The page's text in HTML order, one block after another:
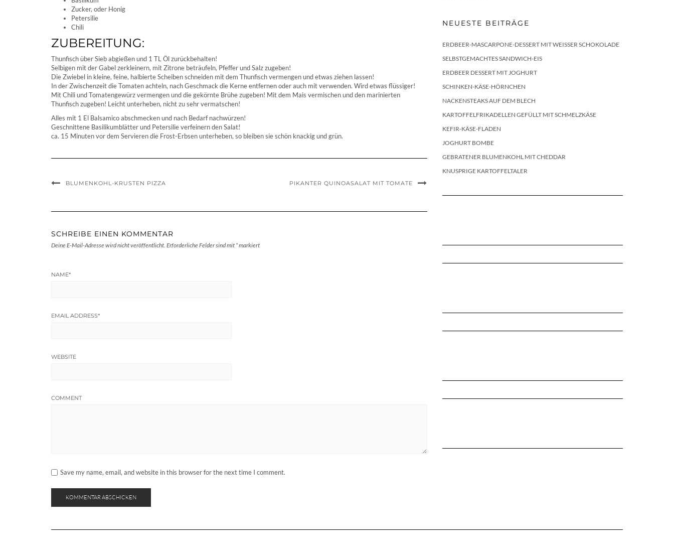
Zucker, oder Honig
Petersilie
Chili
ZUBEREITUNG:
Thunfisch über Sieb abgießen und 1 TL Öl zurückbehalten!
Selbigen mit der Gabel zerkleinern, mit Zitrone beträufeln, Pfeffer und Salz zugeben!
Die Zwiebel in kleine, feine, halbierte Scheiben schneiden mit dem Thunfisch vermengen und etwas ziehen lassen!
In der Zwischenzeit die Tomaten achteln, nach Geschmack die Kerne entfernen oder auch mit verwenden. Wird etwas flüssiger!
Mit Chili und Tomatengewürz vermengen und die gekörnte Brühe zugeben! Mit dem Mais vermischen und den marinierten
Thunfisch zugeben! Leicht unterheben, nicht zu sehr vermatschen!
Alles mit 1 El Balsamico abschmecken und nach Bedarf nachwürzen!
Geschnittene Basilikumblätter und Petersilie verfeinern den Salat!
ca. 15 Minuten vor dem Servieren die Frost-Erbsen unterheben, so bleiben sie schön knackig und grün.
BLUMENKOHL-KRUSTEN PIZZA PIKANTER QUINOASALAT MIT TOMATE
SCHREIBE EINEN KOMMENTAR
Deine E-Mail-Adresse wird nicht veröffentlicht. Erforderliche Felder sind mit *markiert
NAME*
EMAIL ADDRESS*
WEBSITE
COMMENT
Save my name, email, and website in this browser for the next time I comment.
NEUESTE BEITRÄGE
ERDBEER-MASCARPONE-DESSERT MIT WEISSER SCHOKOLADE
SELBSTGEMACHTES SANDWICH-EIS
ERDBEER DESSERT MIT JOGHURT
SCHINKEN-KÄSE-HÖRNCHEN
NACKENSTEAKS AUF DEM BLECH
KARTOFFELFRIKADELLEN GEFÜLLT MIT SCHMELZKÄSE
KEFIR-KÄSE-FLADEN
JOGHURT BOMBE
GEBRATENER BLUMENKOHL MIT CHEDDAR
KNUSPRIGE KARTOFFELTALER